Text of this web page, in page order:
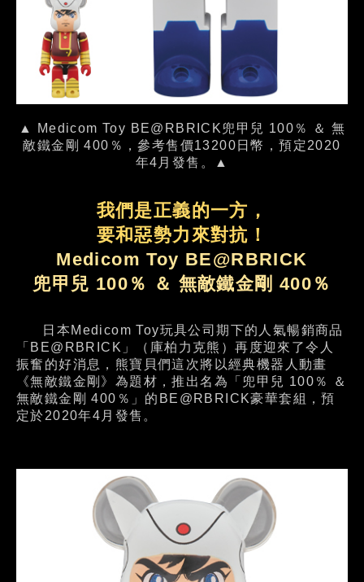
▲ Medicom Toy BE@RBRICK兜甲兒 100％ ＆ 無
敵鐵金剛 400％，參考售價13200日幣，預定2020
年4月發售。▲
我們是正義的一方，
要和惡勢力來對抗！
Medicom Toy BE@RBRICK
兜甲兒 100％ ＆ 無敵鐵金剛 400％
日本Medicom Toy玩具公司期下的人氣暢銷商品
「BE@RBRICK」（庫柏力克熊）再度迎來了令人
振奮的好消息，熊寶貝們這次將以經典機器人動畫
《無敵鐵金剛》為題材，推出名為「兜甲兒 100％ ＆
無敵鐵金剛 400％」的BE@RBRICK豪華套組，預
定於2020年4月發售。